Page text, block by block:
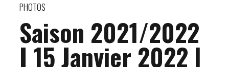
PHOTOS
Saison 2021/2022
I 15 Janvier 2022 l